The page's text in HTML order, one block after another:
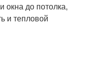
окна до потолка,
и тепловой